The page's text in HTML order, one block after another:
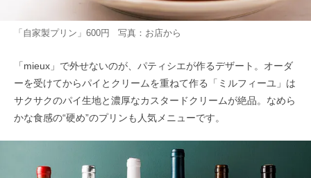
「自家製プリン」600円 写真：お店から
「mieux」で外せないのが、パティシエが作るデザート。オーダ
ーを受けてからパイとクリームを重ねて作る「ミルフィーユ」は
サクサクのパイ生地と濃厚なカスタードクリームが絶品。なめら
かな食感の“硬め”のプリンも人気メニューです。